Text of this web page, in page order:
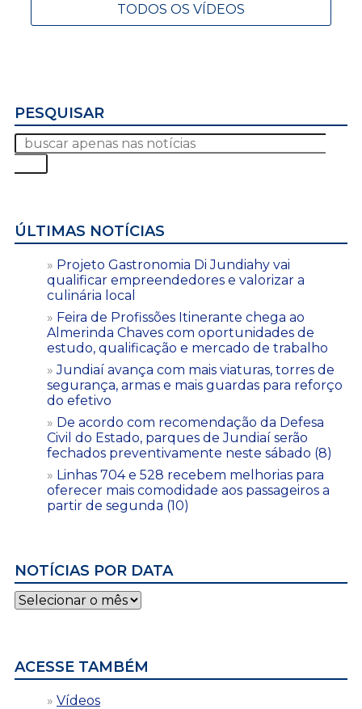
TODOS OS VÍDEOS
PESQUISAR
ÚLTIMAS NOTÍCIAS
Projeto Gastronomia Di Jundiahy vai
qualificar empreendedores e valorizar a
culinária local
Feira de Profissões Itinerante chega ao
Almerinda Chaves com oportunidades de
estudo, qualificação e mercado de trabalho
Jundiaí avança com mais viaturas, torres de
segurança, armas e mais guardas para reforço
do efetivo
De acordo com recomendação da Defesa
Civil do Estado, parques de Jundiaí serão
fechados preventivamente neste sábado (8)
Linhas 704 e 528 recebem melhorias para
oferecer mais comodidade aos passageiros a
partir de segunda (10)
NOTÍCIAS POR DATA
Notícias
por
ACESSE TAMBÉM
Vídeos